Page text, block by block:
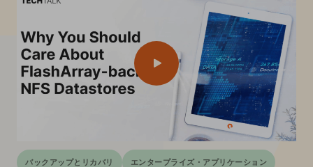
バックアップとリカバリ エンタープライズ・アプリケーション